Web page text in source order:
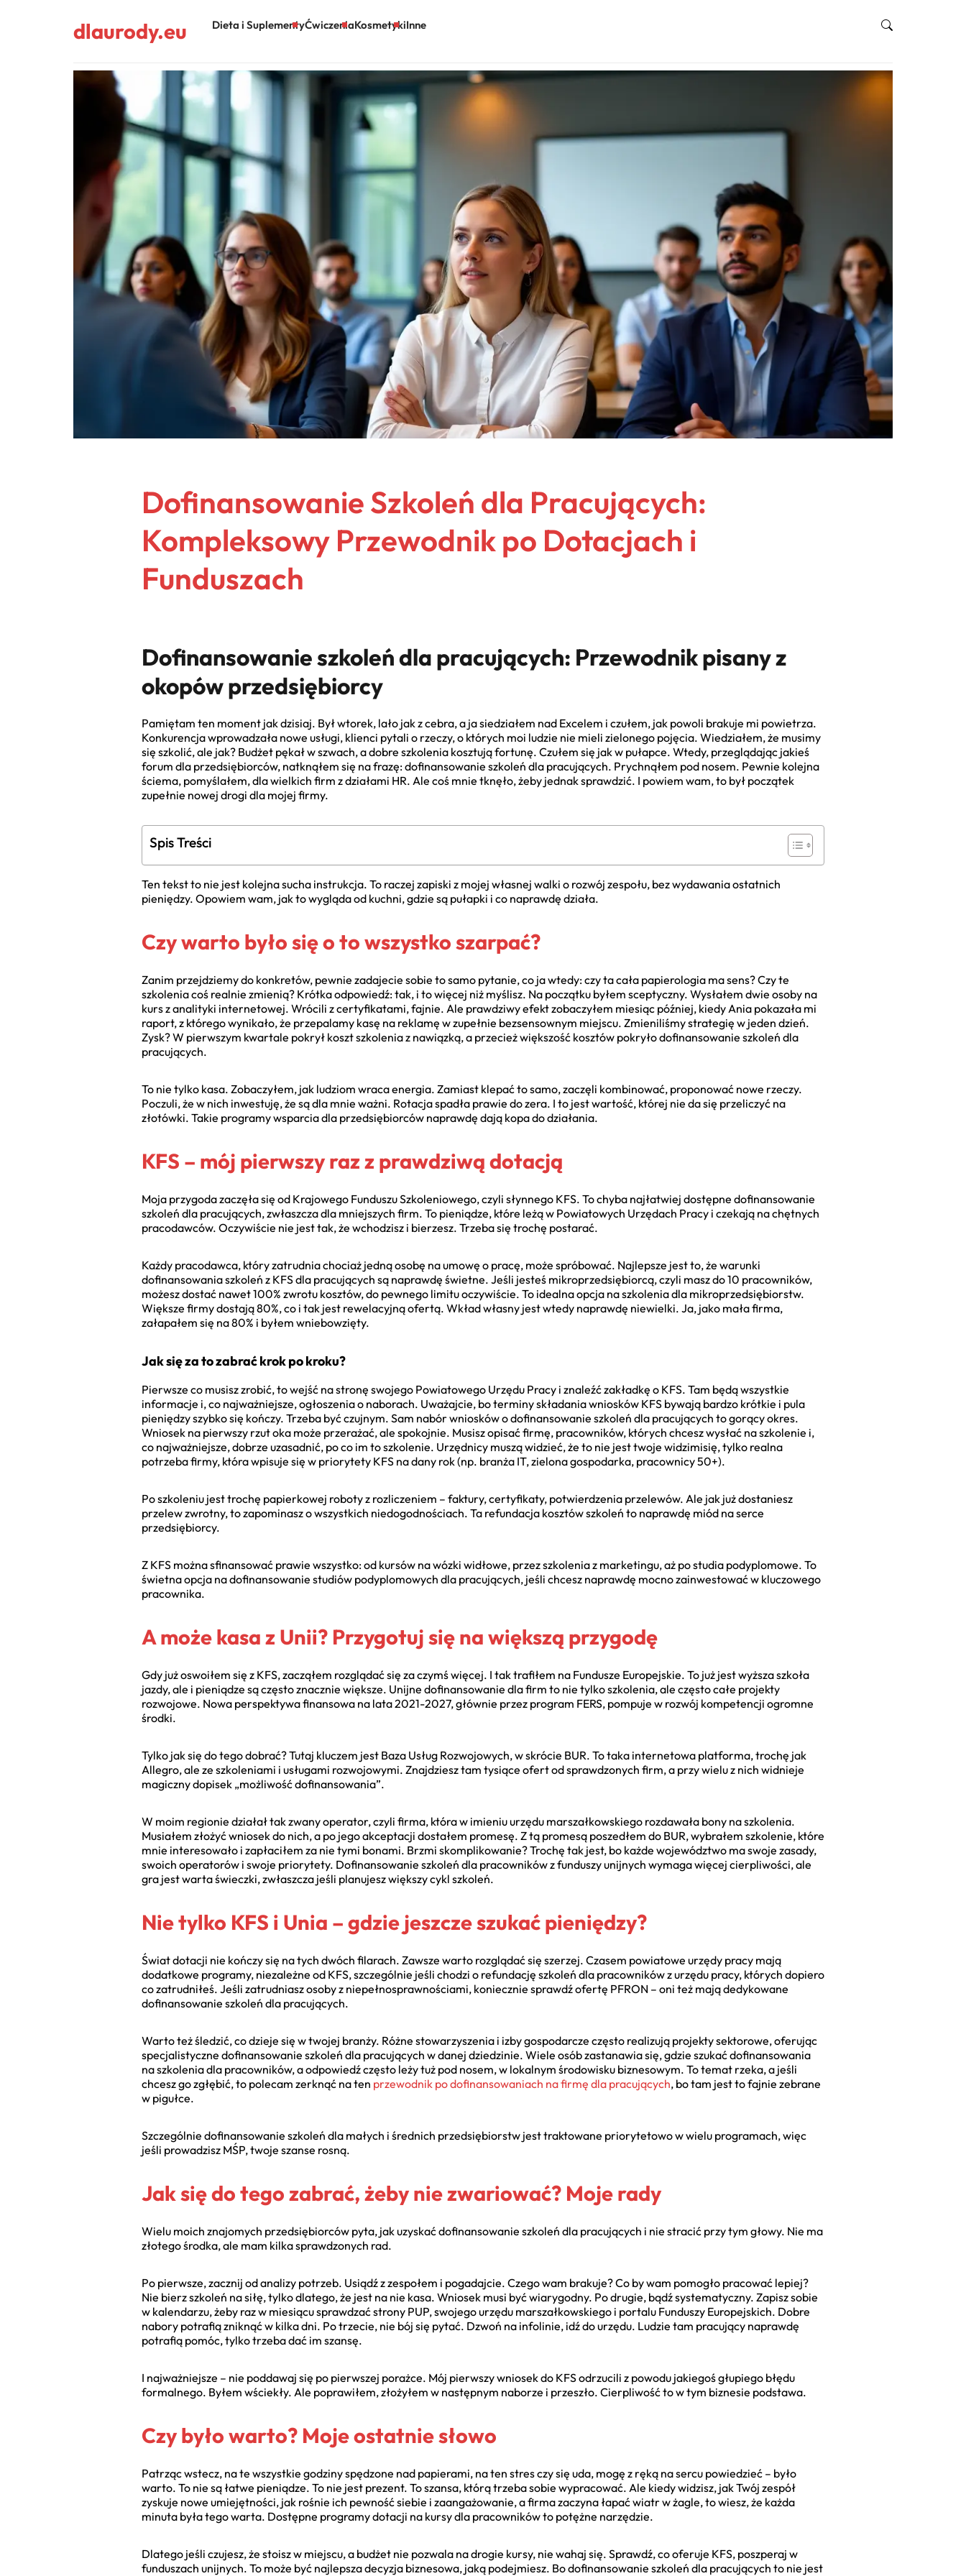
dlaurody.eu Dieta i SuplementyĆwiczeniaKosmetykiInne
Dofinansowanie Szkoleń dla Pracujących:
Kompleksowy Przewodnik po Dotacjach i
Funduszach
Dofinansowanie szkoleń dla pracujących: Przewodnik pisany z
okopów przedsiębiorcy
Pamiętam ten moment jak dzisiaj. Był wtorek, lało jak z cebra, a ja siedziałem nad Excelem i czułem, jak powoli brakuje mi powietrza.
Konkurencja wprowadzała nowe usługi, klienci pytali o rzeczy, o których moi ludzie nie mieli zielonego pojęcia. Wiedziałem, że musimy
się szkolić, ale jak? Budżet pękał w szwach, a dobre szkolenia kosztują fortunę. Czułem się jak w pułapce. Wtedy, przeglądając jakieś
forum dla przedsiębiorców, natknąłem się na frazę: dofinansowanie szkoleń dla pracujących. Prychnąłem pod nosem. Pewnie kolejna
ściema, pomyślałem, dla wielkich firm z działami HR. Ale coś mnie tknęło, żeby jednak sprawdzić. I powiem wam, to był początek
zupełnie nowej drogi dla mojej firmy.
Spis Treści
Ten tekst to nie jest kolejna sucha instrukcja. To raczej zapiski z mojej własnej walki o rozwój zespołu, bez wydawania ostatnich
pieniędzy. Opowiem wam, jak to wygląda od kuchni, gdzie są pułapki i co naprawdę działa.
Czy warto było się o to wszystko szarpać?
Zanim przejdziemy do konkretów, pewnie zadajecie sobie to samo pytanie, co ja wtedy: czy ta cała papierologia ma sens? Czy te
szkolenia coś realnie zmienią? Krótka odpowiedź: tak, i to więcej niż myślisz. Na początku byłem sceptyczny. Wysłałem dwie osoby na
kurs z analityki internetowej. Wrócili z certyfikatami, fajnie. Ale prawdziwy efekt zobaczyłem miesiąc później, kiedy Ania pokazała mi
raport, z którego wynikało, że przepalamy kasę na reklamę w zupełnie bezsensownym miejscu. Zmieniliśmy strategię w jeden dzień.
Zysk? W pierwszym kwartale pokrył koszt szkolenia z nawiązką, a przecież większość kosztów pokryło dofinansowanie szkoleń dla
pracujących.
To nie tylko kasa. Zobaczyłem, jak ludziom wraca energia. Zamiast klepać to samo, zaczęli kombinować, proponować nowe rzeczy.
Poczuli, że w nich inwestuję, że są dla mnie ważni. Rotacja spadła prawie do zera. I to jest wartość, której nie da się przeliczyć na
złotówki. Takie programy wsparcia dla przedsiębiorców naprawdę dają kopa do działania.
KFS – mój pierwszy raz z prawdziwą dotacją
Moja przygoda zaczęła się od Krajowego Funduszu Szkoleniowego, czyli słynnego KFS. To chyba najłatwiej dostępne dofinansowanie
szkoleń dla pracujących, zwłaszcza dla mniejszych firm. To pieniądze, które leżą w Powiatowych Urzędach Pracy i czekają na chętnych
pracodawców. Oczywiście nie jest tak, że wchodzisz i bierzesz. Trzeba się trochę postarać.
Każdy pracodawca, który zatrudnia chociaż jedną osobę na umowę o pracę, może spróbować. Najlepsze jest to, że warunki
dofinansowania szkoleń z KFS dla pracujących są naprawdę świetne. Jeśli jesteś mikroprzedsiębiorcą, czyli masz do 10 pracowników,
możesz dostać nawet 100% zwrotu kosztów, do pewnego limitu oczywiście. To idealna opcja na szkolenia dla mikroprzedsiębiorstw.
Większe firmy dostają 80%, co i tak jest rewelacyjną ofertą. Wkład własny jest wtedy naprawdę niewielki. Ja, jako mała firma,
załapałem się na 80% i byłem wniebowzięty.
Jak się za to zabrać krok po kroku?
Pierwsze co musisz zrobić, to wejść na stronę swojego Powiatowego Urzędu Pracy i znaleźć zakładkę o KFS. Tam będą wszystkie
informacje i, co najważniejsze, ogłoszenia o naborach. Uważajcie, bo terminy składania wniosków KFS bywają bardzo krótkie i pula
pieniędzy szybko się kończy. Trzeba być czujnym. Sam nabór wniosków o dofinansowanie szkoleń dla pracujących to gorący okres.
Wniosek na pierwszy rzut oka może przerażać, ale spokojnie. Musisz opisać firmę, pracowników, których chcesz wysłać na szkolenie i,
co najważniejsze, dobrze uzasadnić, po co im to szkolenie. Urzędnicy muszą widzieć, że to nie jest twoje widzimisię, tylko realna
potrzeba firmy, która wpisuje się w priorytety KFS na dany rok (np. branża IT, zielona gospodarka, pracownicy 50+).
Po szkoleniu jest trochę papierkowej roboty z rozliczeniem – faktury, certyfikaty, potwierdzenia przelewów. Ale jak już dostaniesz
przelew zwrotny, to zapominasz o wszystkich niedogodnościach. Ta refundacja kosztów szkoleń to naprawdę miód na serce
przedsiębiorcy.
Z KFS można sfinansować prawie wszystko: od kursów na wózki widłowe, przez szkolenia z marketingu, aż po studia podyplomowe. To
świetna opcja na dofinansowanie studiów podyplomowych dla pracujących, jeśli chcesz naprawdę mocno zainwestować w kluczowego
pracownika.
A może kasa z Unii? Przygotuj się na większą przygodę
Gdy już oswoiłem się z KFS, zacząłem rozglądać się za czymś więcej. I tak trafiłem na Fundusze Europejskie. To już jest wyższa szkoła
jazdy, ale i pieniądze są często znacznie większe. Unijne dofinansowanie dla firm to nie tylko szkolenia, ale często całe projekty
rozwojowe. Nowa perspektywa finansowa na lata 2021-2027, głównie przez program FERS, pompuje w rozwój kompetencji ogromne
środki.
Tylko jak się do tego dobrać? Tutaj kluczem jest Baza Usług Rozwojowych, w skrócie BUR. To taka internetowa platforma, trochę jak
Allegro, ale ze szkoleniami i usługami rozwojowymi. Znajdziesz tam tysiące ofert od sprawdzonych firm, a przy wielu z nich widnieje
magiczny dopisek „możliwość dofinansowania”.
W moim regionie działał tak zwany operator, czyli firma, która w imieniu urzędu marszałkowskiego rozdawała bony na szkolenia.
Musiałem złożyć wniosek do nich, a po jego akceptacji dostałem promesę. Z tą promesą poszedłem do BUR, wybrałem szkolenie, które
mnie interesowało i zapłaciłem za nie tymi bonami. Brzmi skomplikowanie? Trochę tak jest, bo każde województwo ma swoje zasady,
swoich operatorów i swoje priorytety. Dofinansowanie szkoleń dla pracowników z funduszy unijnych wymaga więcej cierpliwości, ale
gra jest warta świeczki, zwłaszcza jeśli planujesz większy cykl szkoleń.
Nie tylko KFS i Unia – gdzie jeszcze szukać pieniędzy?
Świat dotacji nie kończy się na tych dwóch filarach. Zawsze warto rozglądać się szerzej. Czasem powiatowe urzędy pracy mają
dodatkowe programy, niezależne od KFS, szczególnie jeśli chodzi o refundację szkoleń dla pracowników z urzędu pracy, których dopiero
co zatrudniłeś. Jeśli zatrudniasz osoby z niepełnosprawnościami, koniecznie sprawdź ofertę PFRON – oni też mają dedykowane
dofinansowanie szkoleń dla pracujących.
Warto też śledzić, co dzieje się w twojej branży. Różne stowarzyszenia i izby gospodarcze często realizują projekty sektorowe, oferując
specjalistyczne dofinansowanie szkoleń dla pracujących w danej dziedzinie. Wiele osób zastanawia się, gdzie szukać dofinansowania
na szkolenia dla pracowników, a odpowiedź często leży tuż pod nosem, w lokalnym środowisku biznesowym. To temat rzeka, a jeśli
chcesz go zgłębić, to polecam zerknąć na ten przewodnik po dofinansowaniach na firmę dla pracujących, bo tam jest to fajnie zebrane
w pigułce.
Szczególnie dofinansowanie szkoleń dla małych i średnich przedsiębiorstw jest traktowane priorytetowo w wielu programach, więc
jeśli prowadzisz MŚP, twoje szanse rosną.
Jak się do tego zabrać, żeby nie zwariować? Moje rady
Wielu moich znajomych przedsiębiorców pyta, jak uzyskać dofinansowanie szkoleń dla pracujących i nie stracić przy tym głowy. Nie ma
złotego środka, ale mam kilka sprawdzonych rad.
Po pierwsze, zacznij od analizy potrzeb. Usiądź z zespołem i pogadajcie. Czego wam brakuje? Co by wam pomogło pracować lepiej?
Nie bierz szkoleń na siłę, tylko dlatego, że jest na nie kasa. Wniosek musi być wiarygodny. Po drugie, bądź systematyczny. Zapisz sobie
w kalendarzu, żeby raz w miesiącu sprawdzać strony PUP, swojego urzędu marszałkowskiego i portalu Funduszy Europejskich. Dobre
nabory potrafią zniknąć w kilka dni. Po trzecie, nie bój się pytać. Dzwoń na infolinie, idź do urzędu. Ludzie tam pracujący naprawdę
potrafią pomóc, tylko trzeba dać im szansę.
I najważniejsze – nie poddawaj się po pierwszej porażce. Mój pierwszy wniosek do KFS odrzucili z powodu jakiegoś głupiego błędu
formalnego. Byłem wściekły. Ale poprawiłem, złożyłem w następnym naborze i przeszło. Cierpliwość to w tym biznesie podstawa.
Czy było warto? Moje ostatnie słowo
Patrząc wstecz, na te wszystkie godziny spędzone nad papierami, na ten stres czy się uda, mogę z ręką na sercu powiedzieć – było
warto. To nie są łatwe pieniądze. To nie jest prezent. To szansa, którą trzeba sobie wypracować. Ale kiedy widzisz, jak Twój zespół
zyskuje nowe umiejętności, jak rośnie ich pewność siebie i zaangażowanie, a firma zaczyna łapać wiatr w żagle, to wiesz, że każda
minuta była tego warta. Dostępne programy dotacji na kursy dla pracowników to potężne narzędzie.
Dlatego jeśli czujesz, że stoisz w miejscu, a budżet nie pozwala na drogie kursy, nie wahaj się. Sprawdź, co oferuje KFS, poszperaj w
funduszach unijnych. To może być najlepsza decyzja biznesowa, jaką podejmiesz. Bo dofinansowanie szkoleń dla pracujących to nie jest